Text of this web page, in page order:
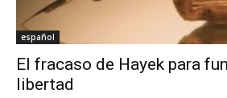
español
El fracaso de Hayek para
libertad